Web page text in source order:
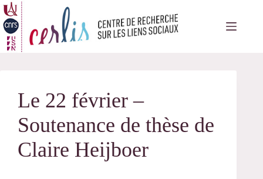
Passer
au
contenu
Le 22 février –
Soutenance de thèse de
Claire Heijboer